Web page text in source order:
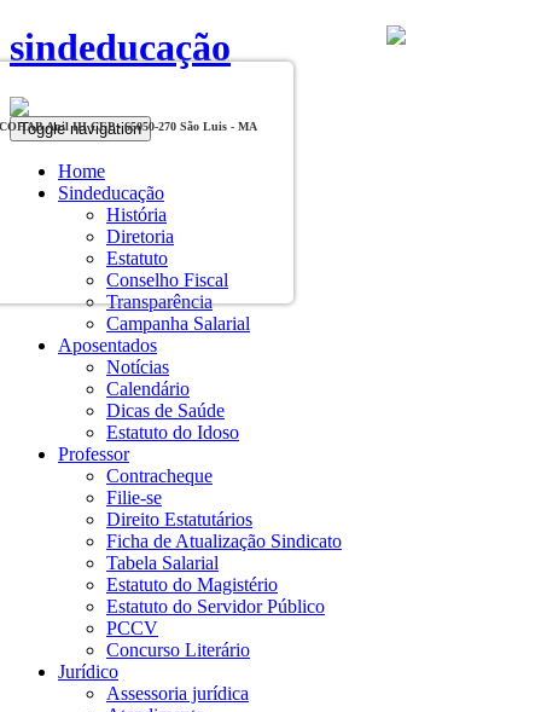
sindeducação
Toggle navigation
Home
Sindeducação
História
Diretoria
Estatuto
Conselho Fiscal
Transparência
Campanha Salarial
Aposentados
Notícias
Calendário
Dicas de Saúde
Estatuto do Idoso
Professor
Contracheque
Filie-se
Direito Estatutários
Ficha de Atualização Sindicato
Tabela Salarial
Estatuto do Magistério
Estatuto do Servidor Público
PCCV
Concurso Literário
Jurídico
Assessoria jurídica
COHAB Anil III CEP - 65050-270 São Luis - MA